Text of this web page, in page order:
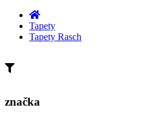
Tapety
Tapety Rasch
značka